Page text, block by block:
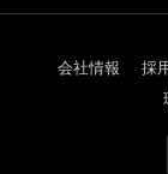
会社情報 採